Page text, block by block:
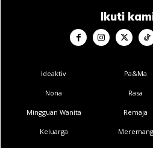
Ahli gabungan PMI juga diiktiraf
terkemuka di 44 negara di
Ikuti
Ideaktiv
Nona
Mingguan Wanita
Keluarga
Pa&Ma
Rasa
Remaja
Meremang